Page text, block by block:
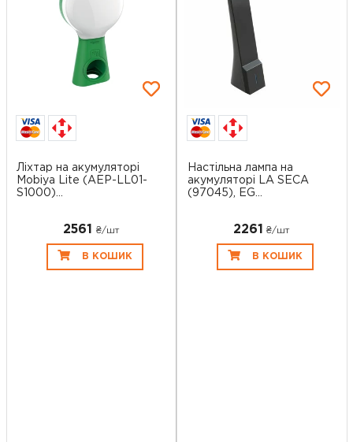
Ліхтар на акумуляторі
Mobiya Lite (AEP-LL01-
S1000)...
2561 ₴/шт
В КОШИК
Настільна лампа на
акумуляторі LA SECA
(97045), EG...
2261 ₴/шт
В КОШИК